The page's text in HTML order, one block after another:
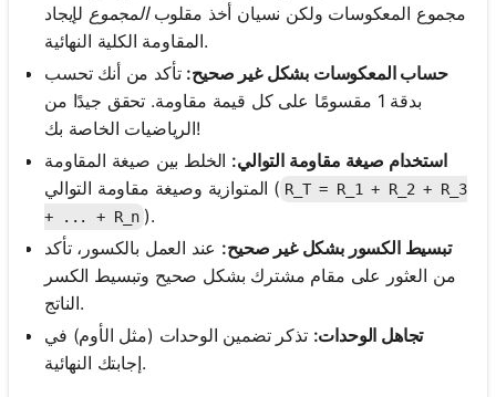
مجموع المعكوسات ولكن نسيان أخذ مقلوبالمجموع لإيجاد
المقاومة الكلية النهائية.
حساب المعكوسات بشكل غير صحيح: تأكد من أنك تحسب
بدقة 1 مقسومًا على كل قيمة مقاومة. تحقق جيدًا من
الرياضيات الخاصة بك!
استخدام صيغة مقاومة التوالي: الخلط بين صيغة المقاومة
المتوازية وصيغة مقاومة التوالي ( R_T = R_1 + R_2 + R_3
+ ... + R_n ).
تبسيط الكسور بشكل غير صحيح: عند العمل بالكسور، تأكد
من العثور على مقام مشترك بشكل صحيح وتبسيط الكسر
الناتج.
تجاهل الوحدات: تذكر تضمين الوحدات (مثل الأوم) في
إجابتك النهائية.